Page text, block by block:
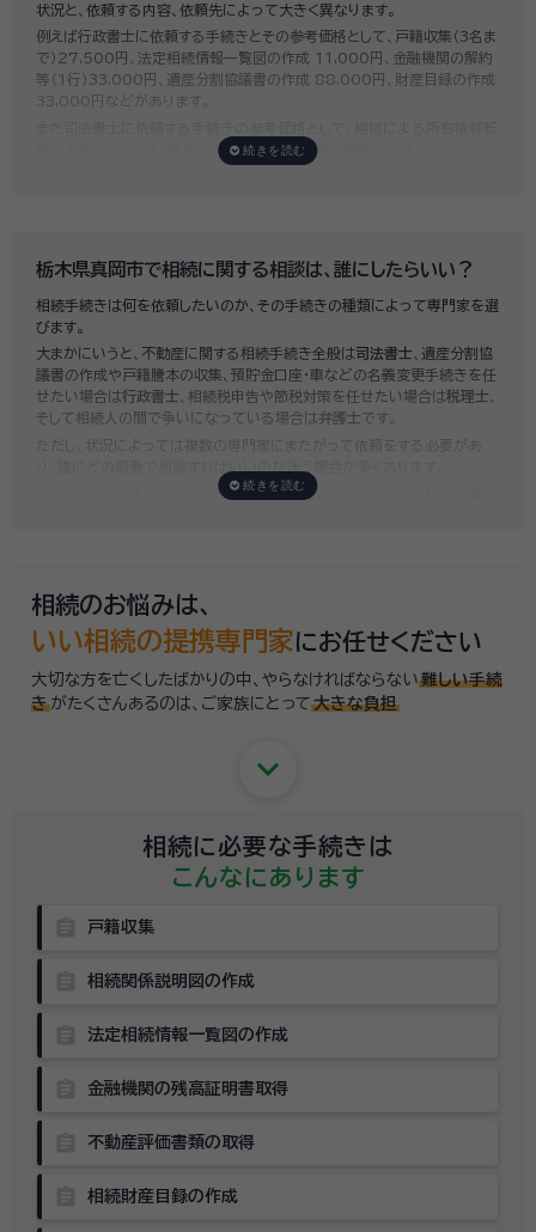
状況と、依頼する内容、依頼先によって大きく異なります。
例えば行政書士に依頼する手続きとその参考価格として、戸籍収集（3名ま
で）27,500円、法定相続情報一覧図の作成 11,000円、金融機関の解約
等（1行）33,000円、遺産分割協議書の作成 88,000円、財産目録の作成
33,000円などがあります。
登記手続きで「土地1筆及び建物1棟（固定資産評価額の合計1,000万円）
せると100万円近くかそれ以上費用がかかってしまう場合もあるなど、非
いい相続では、お客様ごとに必要な相続手続きを明らかにし、無料で見積
もり をお出ししております。予算に合わせてご自身で対応できないものの
み依頼することも可能ですので、まずはお気軽にご相談ください。
栃木県真岡市で相続に関する相談は、誰にしたらいい？
相続手続きは何を依頼したいのか、その手続きの種類によって専門家を選
びます。
大まかにいうと、不動産に関する相続手続き全般は司法書士 、遺産分割協
議書の作成や戸籍謄本の収集、預貯金口座・車などの名義変更手続きを任
せたい場合は行政書士 、相続税申告や節税対策を任せたい場合は税理士
そして相続人の間で争いになっている場合は弁護士です。
ただし、状況によっては複数の専門家にまたがって依頼をする必要があ
いい相続では「誰に相談したらいいかわからない」「いきなり専門家に連絡
相続のお悩みは、
いい相続の提携専門家にお任せください
大切な方を亡くしたばかりの中、やらなければならない 難しい手続
き がたくさんあるのは、 ご家族にとって 大きな負担
keyboard_arrow_down
相続に必要な手続きは
こんなにあります
戸籍収集
相続関係説明図の作成
法定相続情報一覧図の作成
金融機関の残高証明書取得
不動産評価書類の取得
相続財産目録の作成